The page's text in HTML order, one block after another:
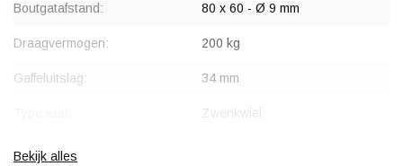
Boutgatafstand: 80 x 60 - Ø 9 mm
Draagvermogen: 200 kg
Gaffeluitslag: 34 mm
Zwenkwiel
Montage:
Bekijk alles